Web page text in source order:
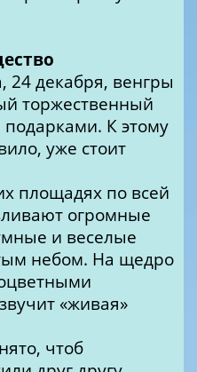
24 декабря, венгры
торжественный
К этому
уже стоит
площадях по всей
огромные
и веселые
небом. На щедро
«живая»
чтоб